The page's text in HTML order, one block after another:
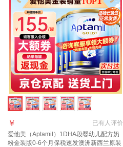
已有人评价
￥
爱他美（Aptamil）1DHA段婴幼儿配方奶
粉金装版0-6个月保税速发澳洲新西兰原装